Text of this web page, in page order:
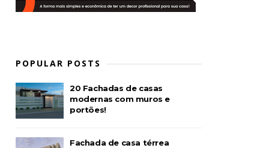
POPULAR POSTS
20 Fachadas de casas
modernas com muros e
portões!
Fachada de casa térrea